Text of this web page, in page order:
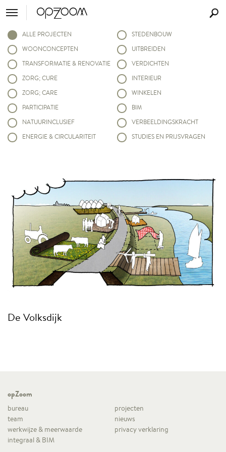
ALLE PROJECTEN
WOONCONCEPTEN
TRANSFORMATIE & RENOVATIE
ZORG; CURE
ZORG; CARE
PARTICIPATIE
NATUURINCLUSIEF
ENERGIE & CIRCULARITEIT
STEDENBOUW
UITBREIDEN
VERDICHTEN
INTERIEUR
WINKELEN
BIM
VERBEELDINGSKRACHT
STUDIES EN PRIJSVRAGEN
De Volksdijk
opZoom
bureau
projecten
team
nieuws
werkwijze & meerwaarde
privacy verklaring
integraal & BIM